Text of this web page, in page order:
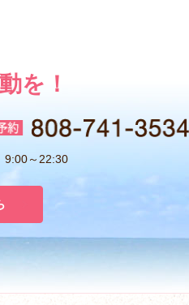
を！
9:00～22:30